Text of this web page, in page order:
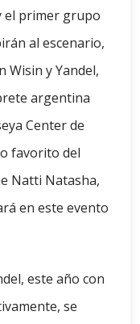
el primer grupo
al escenario,
Wisin y Yandel,
argentina
Center de
favorito del
Natti Natasha,
en este evento
este año con
se